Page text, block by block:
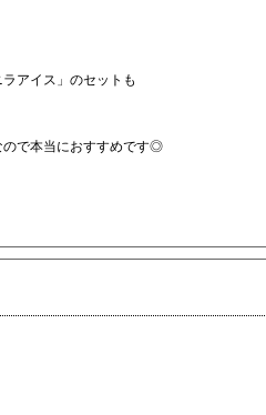
アイス」のセットも
ので本当におすすめです◎